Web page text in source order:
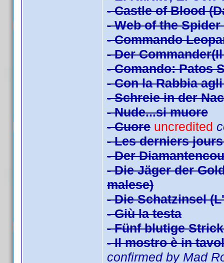
- Castle of Blood
- Web of the
- Commando
- Der
- Comando: Patos
- Con la Rabbia
- Schreie in der
- Nude...si muore
- Cuore uncredited
- Les derniers
- Der
- Die Jäger der
malese)
- Die Schatzinsel
- Giù la testa
- Fünf blutige
- Il mostro è in
confirmed by Mad